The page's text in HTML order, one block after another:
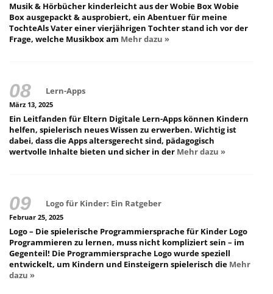
Musik & Hörbücher kinderleicht aus der Wobie Box Wobie
Box ausgepackt & ausprobiert, ein Abentuer für meine
TochteAls Vater einer vierjährigen Tochter stand ich vor der
Frage, welche Musikbox am Mehr dazu »
Lern-Apps
März 13, 2025
Ein Leitfanden für Eltern Digitale Lern-Apps können Kindern
helfen, spielerisch neues Wissen zu erwerben. Wichtig ist
dabei, dass die Apps altersgerecht sind, pädagogisch
wertvolle Inhalte bieten und sicher in der Mehr dazu »
Logo für Kinder: Ein Ratgeber
Februar 25, 2025
Logo – Die spielerische Programmiersprache für Kinder Logo
Programmieren zu lernen, muss nicht kompliziert sein – im
Gegenteil! Die Programmiersprache Logo wurde speziell
entwickelt, um Kindern und Einsteigern spielerisch die Mehr
dazu »